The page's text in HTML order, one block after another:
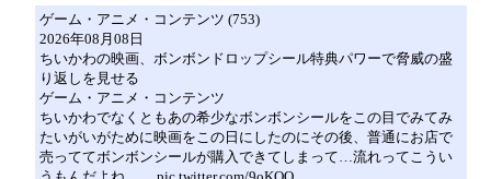
ゲーム・アニメ・コンテンツ (753)
2026年08月08日
ちいかわの映画、ボンボンドロップシール特典パワーで脅威の盛
り返しを見せる
ゲーム・アニメ・コンテンツ
ちいかわでなくともあの希少なボンボンシールをこの目でみてみ
たいがいがために映画をこの日にしたのにその後、普通にお店で
売っててボンボンシールが購入できてしまって…流れってこうい